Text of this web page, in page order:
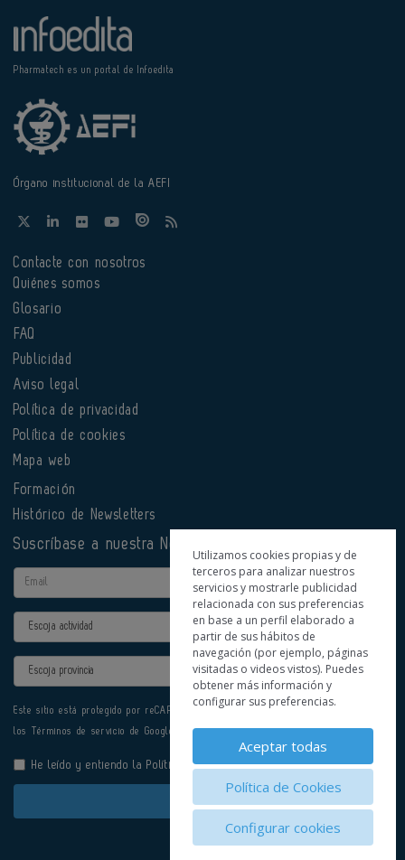
Pharmatech es un portal de Infoedita
Órgano institucional de la AEFI
Contacte con nosotros
Quiénes somos
Glosario
FAQ
Publicidad
Aviso legal
Política de privacidad
Política de cookies
Mapa web
Formación
Histórico de Newsletters
Suscríbase a nuestra Newsletter
Email
Actividad
Provincia
Este sitio está protegido por reCAPTCHA y se aplican la
los Términos de servicio de Google.
He leído y entiendo la Política de Privacidad
Enviar
Utilizamos cookies propias y de
terceros para analizar nuestros
servicios y mostrarle publicidad
relacionada con sus preferencias
en base a un perfil elaborado a
partir de sus hábitos de
navegación (por ejemplo, páginas
visitadas o videos vistos). Puedes
obtener más información y
configurar sus preferencias.
Aceptar todas
Política de Cookies
Configurar cookies